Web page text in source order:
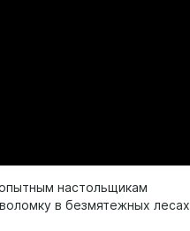
настольщикам
в безмятежных лесах